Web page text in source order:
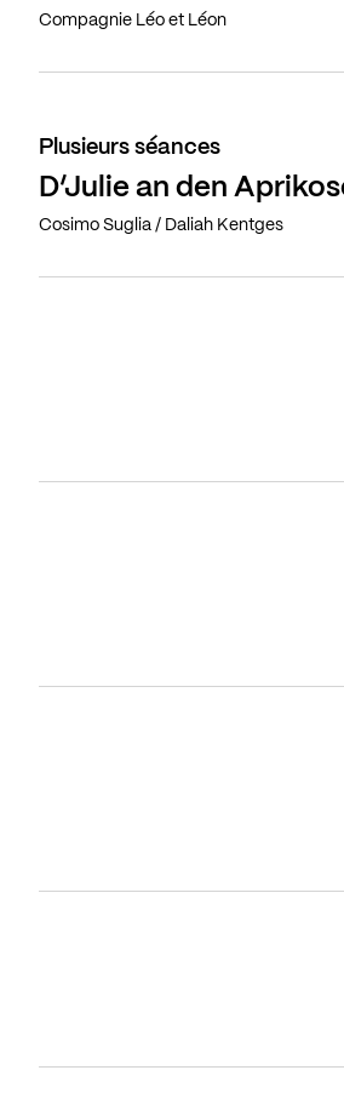
Compagnie Léo et Léon
Plusieurs séances
D’Julie an den
Cosimo Suglia / Daliah Kentges